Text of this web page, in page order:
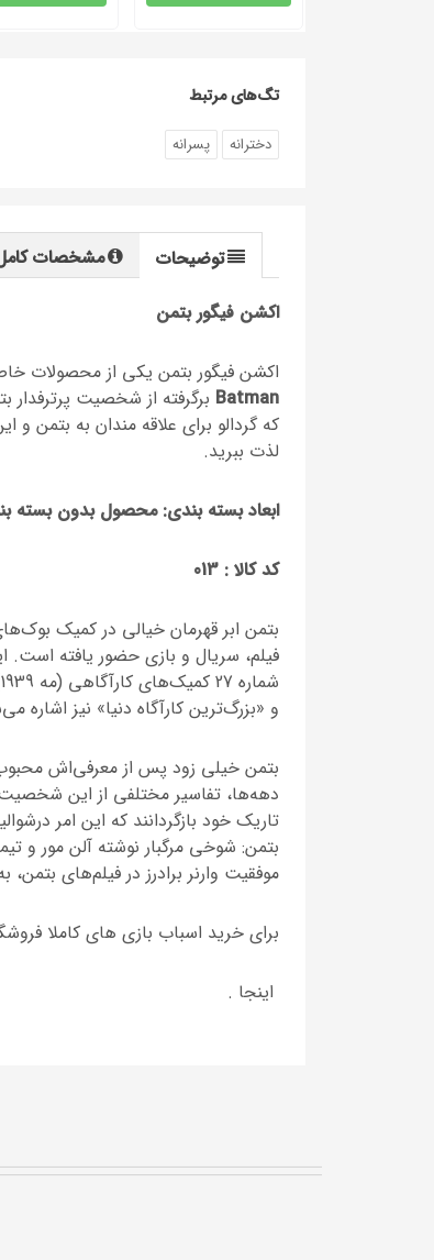
تگ‌های مرتبط
دخترانه پسرانه
توضیحات مشخصات
اکشن فیگور بتمن
اکشن فیگور بتمن یکی از محصولات
Batman برگرفته از شخصیت
که گردالو برای علاقه مندان به بتمن
لذت ببرید.
ابعاد بسته بندی: محصول بدون بسته
کد کالا :
بتمن ابر قهرمان خیالی در کمیک‌
فیلم، سریال و بازی حضور یافته
و «بزرگ‌ترین کارآگاه دنیا» نیز اشاره
دهه‌ها، تفاسیر مختلفی از این
بتمن: شوخی مرگبار نوشته آلن مور و
موفقیت وارنر برادرز در فیلم‌های
برای خرید اسباب بازی های کاملا
اینجا .